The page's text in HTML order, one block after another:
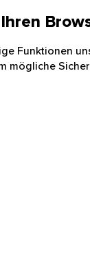
Ihren
Version, um